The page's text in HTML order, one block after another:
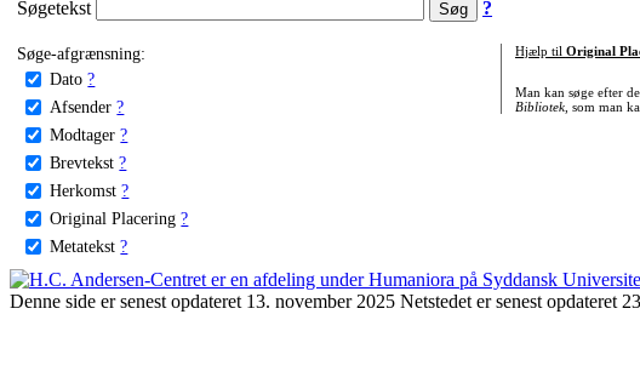
Søgetekst ?
Søge-afgrænsning:
Dato ?
Afsender ?
Modtager ?
Brevtekst ?
Herkomst ?
Original Placering ?
Metatekst ?
Hjælp til Original
Man kan søge efter
Bibliotek, som man
Denne side er senest opdateret 13. november 2025 Netstedet er senest opdateret